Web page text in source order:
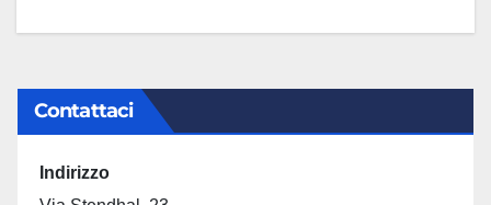
Contattaci
Indirizzo